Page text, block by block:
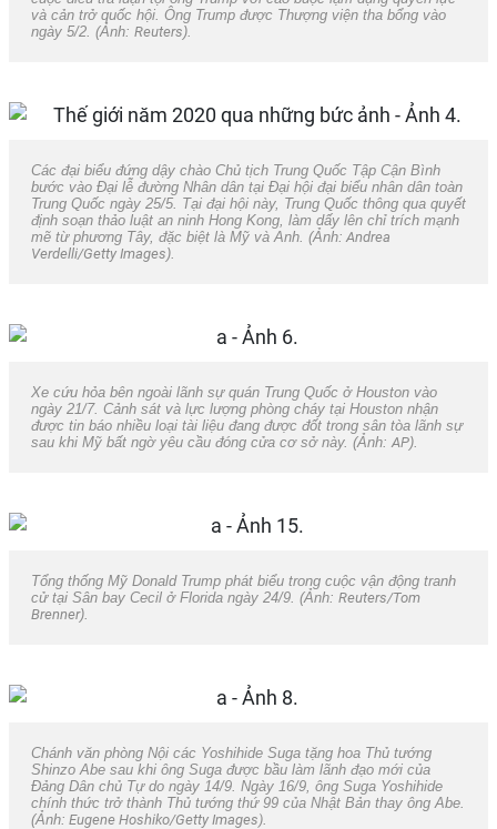
và cản trở quốc hội. Ông Trump được Thượng viện tha bổng vào
ngày 5/2. (Ảnh: Reuters).
Các đại biểu đứng dậy chào Chủ tịch Trung Quốc Tập Cận Bình
bước vào Đại lễ đường Nhân dân tại Đại hội đại biểu nhân dân toàn
Trung Quốc ngày 25/5. Tại đại hội này, Trung Quốc thông qua quyết
định soạn thảo luật an ninh Hong Kong, làm dấy lên chỉ trích mạnh
mẽ từ phương Tây, đặc biệt là Mỹ và Anh. (Ảnh: Andrea
Verdelli/Getty Images).
Xe cứu hỏa bên ngoài lãnh sự quán Trung Quốc ở Houston vào
ngày 21/7. Cảnh sát và lực lượng phòng cháy tại Houston nhận
được tin báo nhiều loại tài liệu đang được đốt trong sân tòa lãnh sự
sau khi Mỹ bất ngờ yêu cầu đóng cửa cơ sở này. (Ảnh:AP).
Tổng thống Mỹ Donald Trump phát biểu trong cuộc vận động tranh
cử tại Sân bay Cecil ở Florida ngày 24/9. (Ảnh: Reuters/Tom
Brenner).
Chánh văn phòng Nội các Yoshihide Suga tặng hoa Thủ tướng
Shinzo Abe sau khi ông Suga được bầu làm lãnh đạo mới của
Đảng Dân chủ Tự do ngày 14/9. Ngày 16/9, ông Suga Yoshihide
chính thức trở thành Thủ tướng thứ 99 của Nhật Bản thay ông Abe.
(Ảnh: Eugene Hoshiko/Getty Images).